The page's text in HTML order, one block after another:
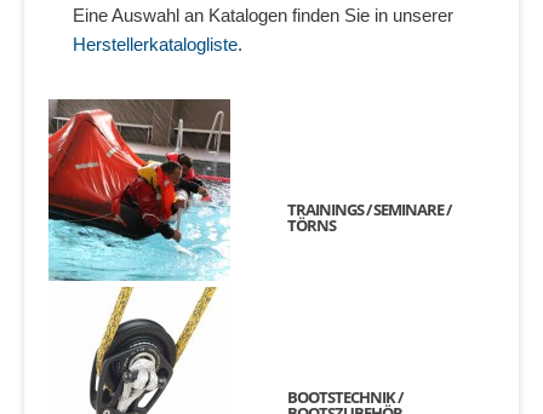
Eine Auswahl an Katalogen finden Sie in unserer
Herstellerkatalogliste.
TRAININGS / SEMINARE /
TÖRNS
BOOTSTECHNIK /